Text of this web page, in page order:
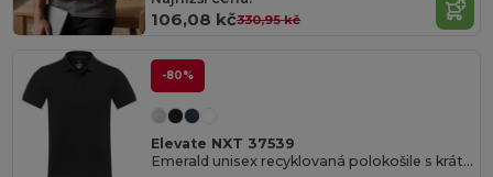
106,08 kč330,95 kč
-80%
Elevate NXT 37539
Emerald unisex recyklovaná polokošile s krátkým rukávem